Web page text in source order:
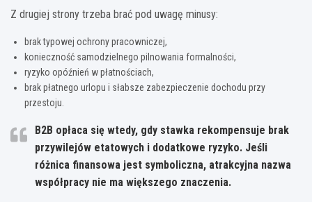
Z drugiej strony trzeba brać pod uwagę minusy:
brak typowej ochrony pracowniczej,
konieczność samodzielnego pilnowania formalności,
ryzyko opóźnień w płatnościach,
brak płatnego urlopu i słabsze zabezpieczenie dochodu przy
przestoju.
B2B opłaca się wtedy, gdy stawka rekompensuje brak
przywilejów etatowych i dodatkowe ryzyko. Jeśli
różnica finansowa jest symboliczna, atrakcyjna nazwa
współpracy nie ma większego znaczenia.